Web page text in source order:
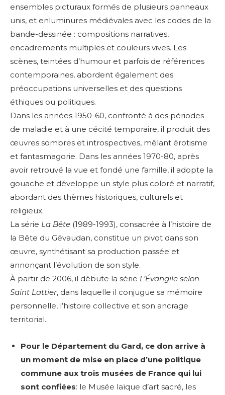
ensembles picturaux formés de plusieurs panneaux
unis, et enluminures médiévales avec les codes de la
bande-dessinée : compositions narratives,
encadrements multiples et couleurs vives. Les
scènes, teintées d’humour et parfois de références
contemporaines, abordent également des
préoccupations universelles et des questions
éthiques ou politiques.
Dans les années 1950-60, confronté à des périodes
de maladie et à une cécité temporaire, il produit des
œuvres sombres et introspectives, mêlant érotisme
et fantasmagorie. Dans les années 1970-80, après
avoir retrouvé la vue et fondé une famille, il adopte la
gouache et développe un style plus coloré et narratif,
abordant des thèmes historiques, culturels et
religieux.
La série La Bête (1989-1993), consacrée à l’histoire de
la Bête du Gévaudan, constitue un pivot dans son
œuvre, synthétisant sa production passée et
annonçant l’évolution de son style.
À partir de 2006, il débute la série L’Évangile selon
Saint Lattier, dans laquelle il conjugue sa mémoire
personnelle, l’histoire collective et son ancrage
territorial.
Pour le Département du Gard, ce don arrive à
un moment de mise en place d’une politique
commune aux trois musées de France qui lui
sont confiées: le Musée laïque d’art sacré, les